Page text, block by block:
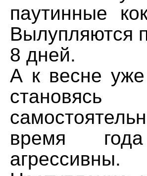
паутинные
Вылупляются
8 дней.
А к весне
время
агрессивны.